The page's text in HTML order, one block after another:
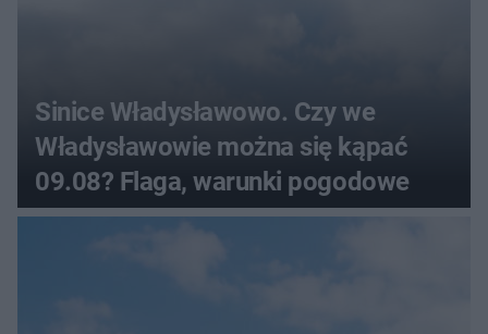
Sinice Władysławowo. Czy we
Władysławowie można się kąpać
09.08? Flaga, warunki pogodowe